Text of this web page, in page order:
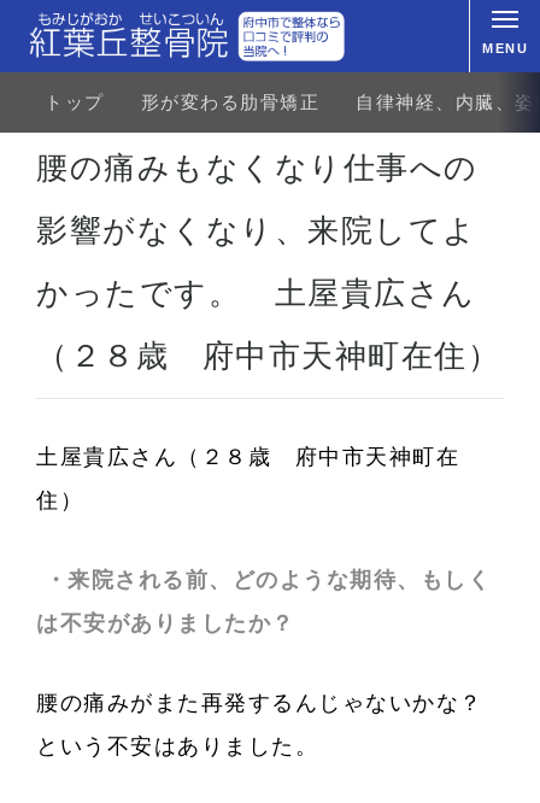
MENU
トップ 形が変わる肋骨矯正 自律神経、内臓、
ホーム お客様の声 腰の痛みもなくなり仕事への影響がなくなり、来院してよかったです。 土屋貴広さ
腰の痛みもなくなり仕事への
影響がなくなり、来院してよ
かったです。 土屋貴広さん
（２８歳 府中市天神町在住）
土屋貴広さん（２８歳 府中市天神町在
住）
・来院される前、どのような期待、もしく
は不安がありましたか？
腰の痛みがまた再発するんじゃないかな？
という不安はありました。